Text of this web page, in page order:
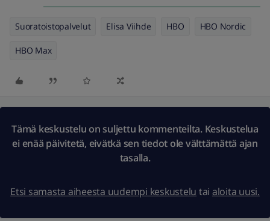
Suoratoistopalvelut Elisa Viihde HBO HBO Nordic
HBO Max
Tämä keskustelu on suljettu kommenteilta. Keskustelua
ei enää päivitetä, eivätkä sen tiedot ole välttämättä ajan
tasalla.
Etsi samasta aiheesta uudempi keskustelu tai aloita uusi.